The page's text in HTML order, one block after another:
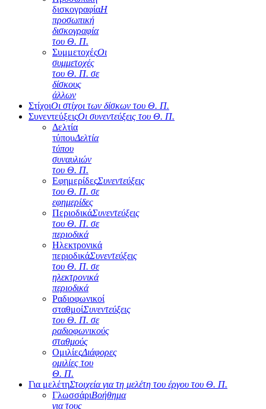
δισκογραφίαΗ
προσωπική
δισκογραφία
του Θ. Π.
ΣυμμετοχέςΟι
συμμετοχές
του Θ. Π. σε
δίσκους
άλλων
ΣτίχοιΟι στίχοι των δίσκων του Θ. Π.
ΣυνεντεύξειςΟι συνεντεύξεις του Θ. Π.
Δελτία
τύπουΔελτία
τύπου
συναυλιών
του Θ. Π.
ΕφημερίδεςΣυνεντεύξεις
του Θ. Π. σε
εφημερίδες
ΠεριοδικάΣυνεντεύξεις
του Θ. Π. σε
περιοδικά
Ηλεκτρονικά
περιοδικάΣυνεντεύξεις
του Θ. Π. σε
ηλεκτρονικά
περιοδικά
Ραδιοφωνικοί
σταθμοίΣυνεντεύξεις
του Θ. Π. σε
ραδιοφωνικούς
σταθμούς
ΟμιλίεςΔιάφορες
ομιλίες του
Θ. Π.
Για μελέτηΣτοιχεία για τη μελέτη του έργου του Θ. Π.
ΓλωσσάριΒοήθημα
για τους